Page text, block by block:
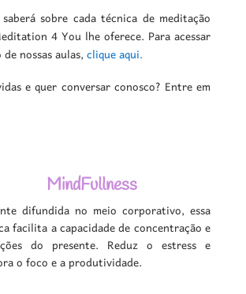
sobre cada técnica de meditação
4 You lhe oferece. Para acessar
nossas aulas,clique aqui.
e quer conversar conosco? Entre em
MindFullness
difundida no meio corporativo, essa
facilita a capacidade de concentração e
do presente. Reduz o estress e
o foco e a produtividade.